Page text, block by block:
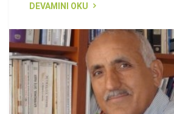
DEVAMINI OKU